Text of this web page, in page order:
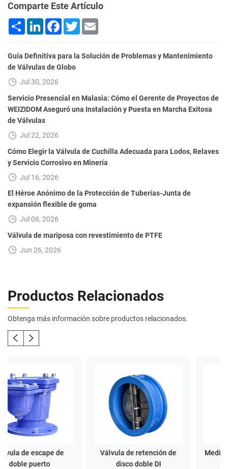
Comparte Este Artículo
ShareLinkedInFacebook
Twitter
Guía Definitiva para la Solución de Problemas y Mantenimiento
de Válvulas de Globo
Jul 30, 2026
Servicio Presencial en Malasia: Cómo el Gerente de Proyectos de
WEIZIDOM Aseguró una Instalación y Puesta en Marcha Exitosa
de Válvulas
Jul 22, 2026
Cómo Elegir la Válvula de Cuchilla Adecuada para Lodos, Relaves
y Servicio Corrosivo en Minería
Jul 16, 2026
El Héroe Anónimo de la Protección de Tuberías-Junta de
expansión flexible de goma
Jul 06, 2026
Válvula de mariposa con revestimiento de PTFE
Jun 26, 2026
Productos Relacionados
Obtenga más información sobre productos relacionados.
Válvula de retención de
disco doble DI
Medidor de flujo de vórtice